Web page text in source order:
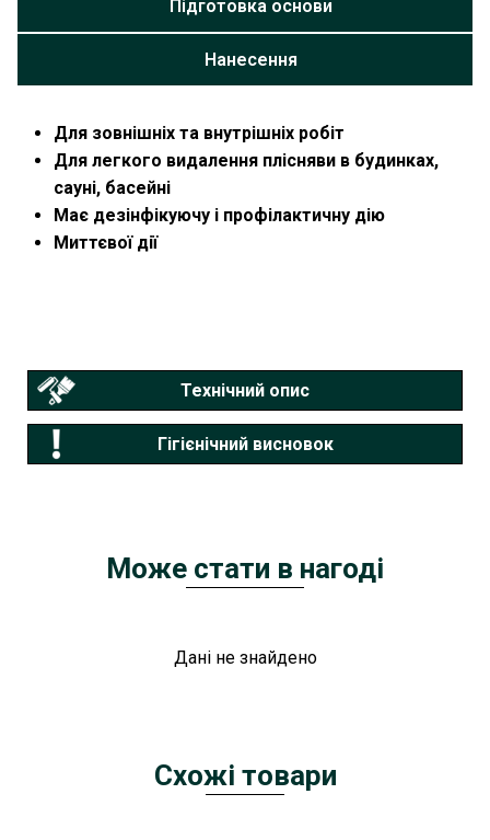
Підготовка основи
Нанесення
Для зовнішніх та внутрішніх робіт
Для легкого видалення плісняви в будинках,
сауні, басейні
Має дезінфікуючу і профілактичну дію
Миттєвої дії
Технічний опис
Гігієнічний висновок
Може стати в нагоді
Дані не знайдено
Схожі товари